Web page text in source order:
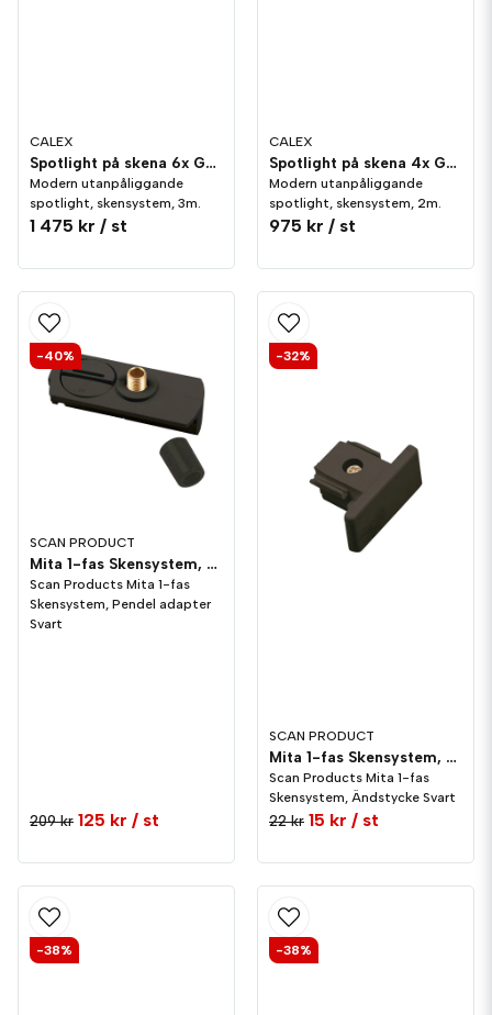
CALEX
Spotlight på skena 6x GU10 Svart 3-meter
Modern utanpåliggande
spotlight, skensystem, 3m.
1 475 kr / st
CALEX
Spotlight på skena 4x GU10 Svart 2-meter
Modern utanpåliggande
spotlight, skensystem, 2m.
975 kr / st
SCAN PRODUCT
Mita 1-fas Skensystem, Pendel adapter Svart
Scan Products Mita 1-fas
Skensystem, Pendel adapter
Svart
209 kr 125 kr / st
-40%
SCAN PRODUCT
Mita 1-fas Skensystem, Ändstycke Svart
Scan Products Mita 1-fas
Skensystem, Ändstycke Svart
22 kr 15 kr / st
-32%
-38% -38%